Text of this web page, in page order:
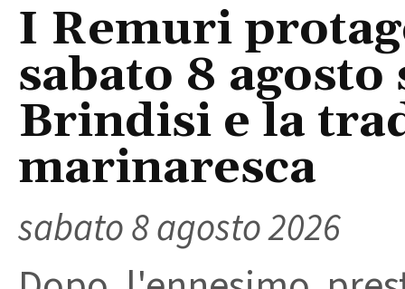
I Remuri
sabato 8
Brindisi e la
marinaresca
sabato 8 agosto 2026